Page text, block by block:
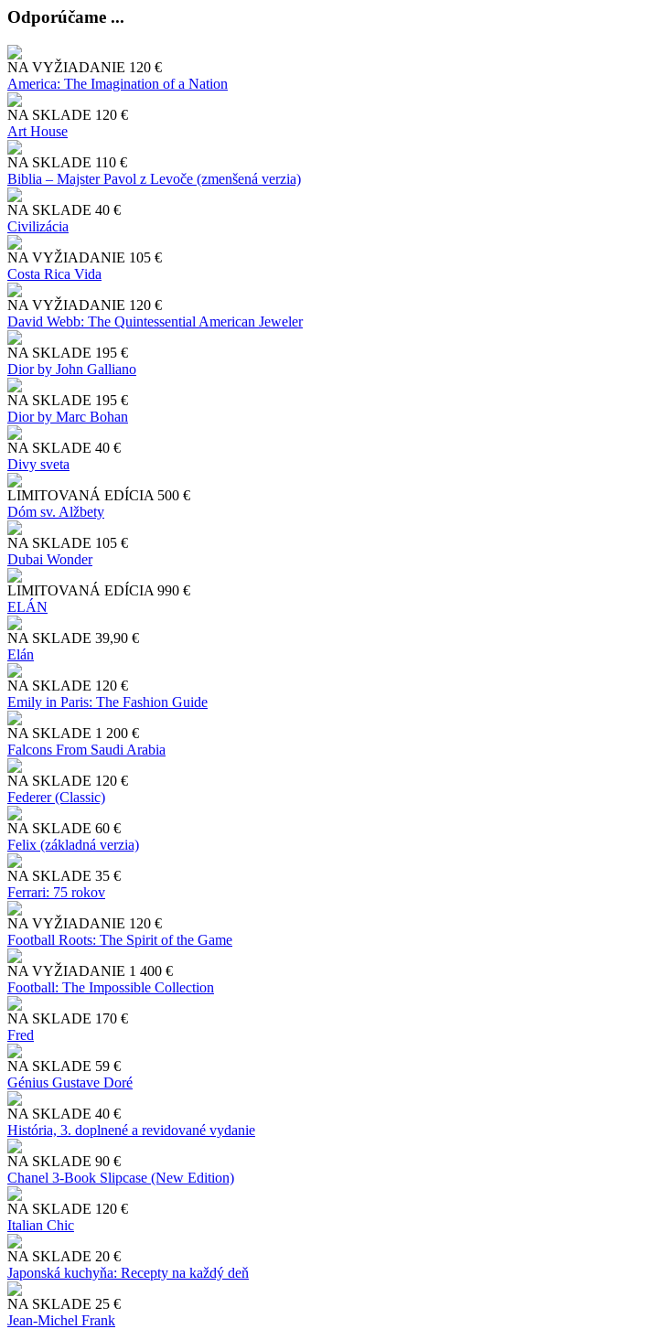
Odporúčame ...
NA VYŽIADANIE 120 €
America: The Imagination of a Nation
NA SKLADE 120 €
Art House
NA SKLADE 110 €
Biblia – Majster Pavol z Levoče (zmenšená verzia)
NA SKLADE 40 €
Civilizácia
NA VYŽIADANIE 105 €
Costa Rica Vida
NA VYŽIADANIE 120 €
David Webb: The Quintessential American Jeweler
NA SKLADE 195 €
Dior by John Galliano
NA SKLADE 195 €
Dior by Marc Bohan
NA SKLADE 40 €
Divy sveta
LIMITOVANÁ EDÍCIA 500 €
Dóm sv. Alžbety
NA SKLADE 105 €
Dubai Wonder
LIMITOVANÁ EDÍCIA 990 €
ELÁN
NA SKLADE 39,90 €
Elán
NA SKLADE 120 €
Emily in Paris: The Fashion Guide
NA SKLADE 1 200 €
Falcons From Saudi Arabia
NA SKLADE 120 €
Federer (Classic)
NA SKLADE 60 €
Felix (základná verzia)
NA SKLADE 35 €
Ferrari: 75 rokov
NA VYŽIADANIE 120 €
Football Roots: The Spirit of the Game
NA VYŽIADANIE 1 400 €
Football: The Impossible Collection
NA SKLADE 170 €
Fred
NA SKLADE 59 €
Génius Gustave Doré
NA SKLADE 40 €
História, 3. doplnené a revidované vydanie
NA SKLADE 90 €
Chanel 3-Book Slipcase (New Edition)
NA SKLADE 120 €
Italian Chic
NA SKLADE 20 €
Japonská kuchyňa: Recepty na každý deň
NA SKLADE 25 €
Jean-Michel Frank